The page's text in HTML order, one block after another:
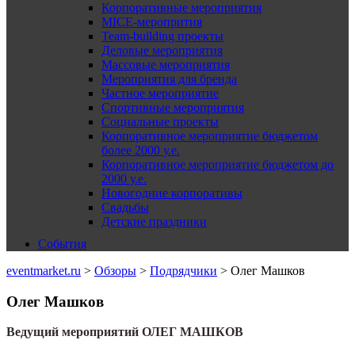
Корпоративные мероприятия
MICE-меропрития
Team-building проекты
Деловые мероприятия
Массовые мероприятия
Мероприятия для бренда
Частное мероприятие
Спортивные мероприятия
Социальные проекты
Корпоративное мероприятие бюджетом
более 2000 у.е.
Корпоративное мероприятие бюджетом до
2000 у.е.
Новогодние корпоративы
Свадьбы
Детские праздники
События
eventmarket.ru > Обзоры > Подрядчики > Олег Машков
Олег Машков
Ведущий мероприятий ОЛЕГ МАШКОВ